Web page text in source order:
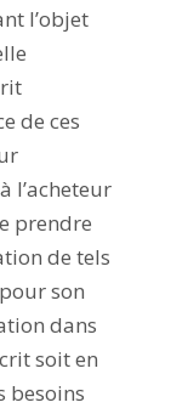
l’objet
de ces
l’acheteur
prendre
de tels
son
dans
soit en
besoins